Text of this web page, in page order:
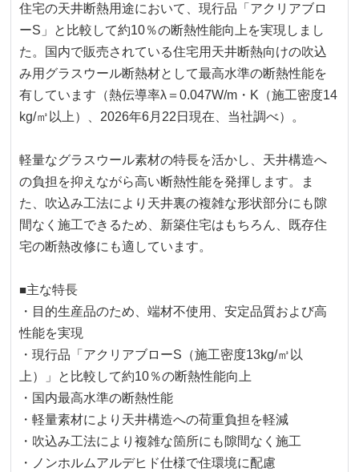
住宅の天井断熱用途において、現行品「アクリアブロ
ーS」と比較して約10％の断熱性能向上を実現しまし
た。国内で販売されている住宅用天井断熱向けの吹込
み用グラスウール断熱材として最高水準の断熱性能を
有しています（熱伝導率λ＝0.047W/m・K（施工密度14
kg/㎥以上）、2026年6月22日現在、当社調べ）。
軽量なグラスウール素材の特長を活かし、天井構造へ
の負担を抑えながら高い断熱性能を発揮します。ま
た、吹込み工法により天井裏の複雑な形状部分にも隙
間なく施工できるため、新築住宅はもちろん、既存住
宅の断熱改修にも適しています。
■主な特長
・目的生産品のため、端材不使用、安定品質および高
性能を実現
・現行品「アクリアブローS （施工密度13kg/㎥以
上）」と比較して約10％の断熱性能向上
・国内最高水準の断熱性能
・軽量素材により天井構造への荷重負担を軽減
・吹込み工法により複雑な箇所にも隙間なく施工
・ノンホルムアルデヒド仕様で住環境に配慮